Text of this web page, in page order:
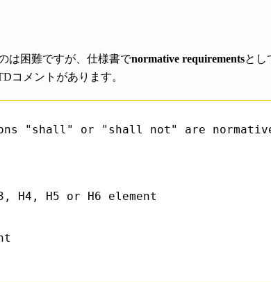
は困難ですが、仕様書でnormative requirementsとし
コメントがあります。
"shall" or "shall not" are
H4, H5 or H6 element